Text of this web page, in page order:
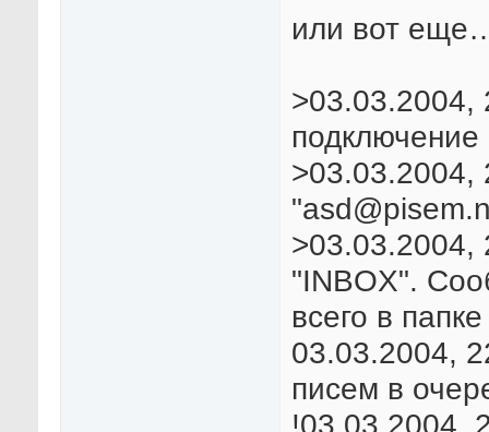
или вот
>03.03.2004,
>03.03.2004,
>03.03.2004,
"INBOX".
всего в
03.03.2004,
писем в
!03.03.2004,